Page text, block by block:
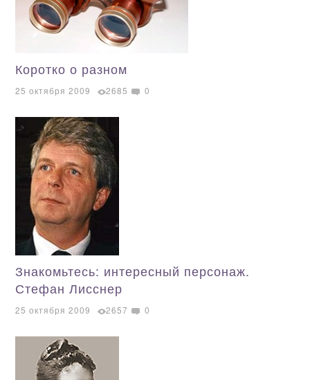
Коротко о разном
25 октября 2009 2685 0
Знакомьтесь: интересный персонаж.
Стефан Лисснер
25 октября 2009 2657 0